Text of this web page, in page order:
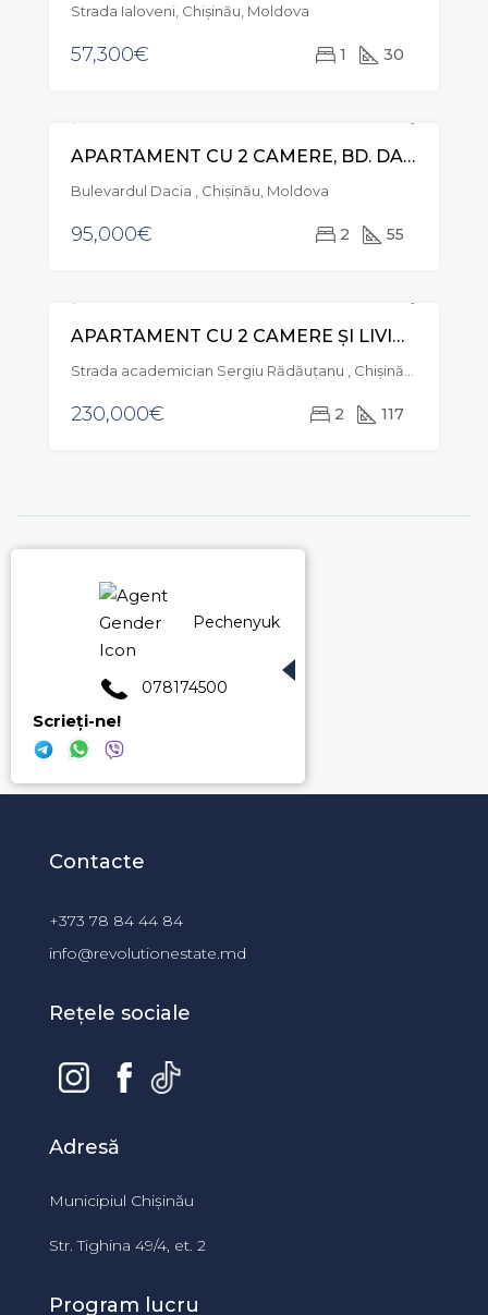
Strada Ialoveni, Chișinău, Moldova
57,300€ 1 30
VÂNZAREAPARTAMENT CU 2 CAMERE, BD. DACIA, BOTANICA
Bulevardul Dacia , Chișinău, Moldova
95,000€ 2 55
VÂNZARE
APARTAMENT CU 2 CAMERE ȘI LIVING, STR. ACADEMICIAN SERGIU RǍDǍUȚANU, RÂȘCANI
230,000€ 2 117
Pechenyuk Maria
078174500
Scrieți-ne!
Contacte
+373 78 84 44 84
info@revolutionestate.md
Rețele sociale
Adresă
Municipiul Chișinău
Str. Tighina 49/4, et. 2
Program lucru